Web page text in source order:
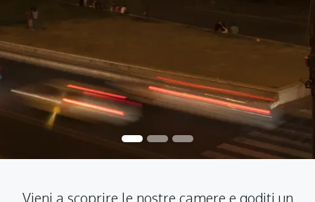
Vieni a scoprire le nostre camere e goditi un